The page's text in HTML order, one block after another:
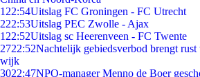
1 22:54Uitslag FC Groningen - FC Utrecht
222:53Uitslag PEC Zwolle - Ajax
1 22:52Uitslag sc Heerenveen - FC Twente
2722:52Nachtelijk gebiedsverbod brengt rust
wijk
3022:47NPO-manager Menno de Boer